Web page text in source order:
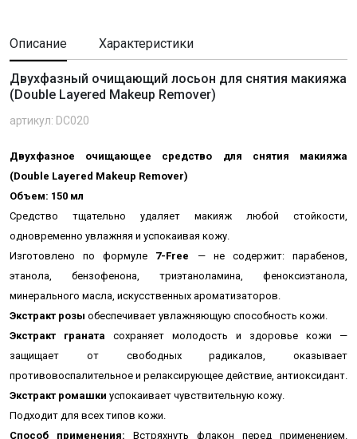
Описание Характеристики
Двухфазный очищающий лосьон для снятия макияжа
(Double Layered Makeup Remover)
артикул: DC020
Двухфазное очищающее средство для снятия макияжа
(Double Layered Makeup Remover)
Объем: 150 мл
Средство тщательно удаляет макияж любой стойкости,
одновременно увлажняя и успокаивая кожу.
Изготовлено по формуле 7-Free — не содержит: парабенов,
этанола, бензофенона, триэтаноламина, феноксиэтанола,
минерального масла, искусственных ароматизаторов.
Экстракт розы обеспечивает увлажняющую способность кожи.
Экстракт граната сохраняет молодость и здоровье кожи —
защищает от свободных радикалов, оказывает
противовоспалительное и релаксирующее действие, антиоксидант.
Экстракт ромашки успокаивает чувствительную кожу.
Подходит для всех типов кожи.
Способ применения: Встряхнуть флакон перед применением.